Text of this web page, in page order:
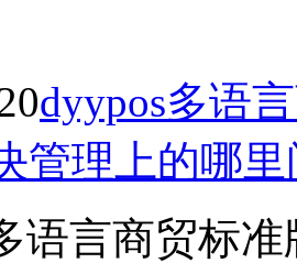
dyypos多语
管理上的哪
语言商贸标